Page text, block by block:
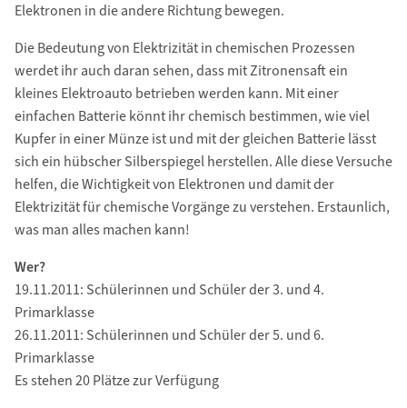
Elektronen in die andere Richtung bewegen.
Die Bedeutung von Elektrizität in chemischen Prozessen
werdet ihr auch daran sehen, dass mit Zitronensaft ein
kleines Elektroauto betrieben werden kann. Mit einer
einfachen Batterie könnt ihr chemisch bestimmen, wie viel
Kupfer in einer Münze ist und mit der gleichen Batterie lässt
sich ein hübscher Silberspiegel herstellen. Alle diese Versuche
helfen, die Wichtigkeit von Elektronen und damit der
Elektrizität für chemische Vorgänge zu verstehen. Erstaunlich,
was man alles machen kann!
Wer?
19.11.2011: Schülerinnen und Schüler der 3. und 4.
Primarklasse
26.11.2011: Schülerinnen und Schüler der 5. und 6.
Primarklasse
Es stehen 20 Plätze zur Verfügung